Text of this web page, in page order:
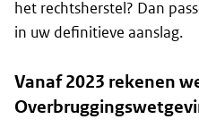
het rechtsherstel? Dan
in uw definitieve aanslag.
Vanaf 2023 rekenen